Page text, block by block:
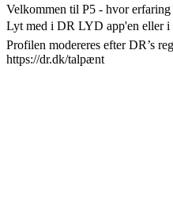
Velkommen til P5 - hvor
Lyt med i DR LYD app'en eller
Profilen modereres efter DR’s
https://dr.dk/talpænt